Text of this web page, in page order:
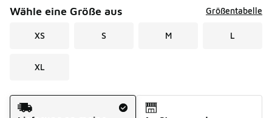
Wähle eine Größe aus Größentabelle
XS S M L
XL
Versandart